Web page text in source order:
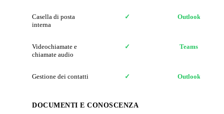
Casella di posta
interna
✓ Outlook
Videochiamate e
chiamate audio
✓ Teams
Gestione dei contatti ✓ Outlook
DOCUMENTI E CONOSCENZA